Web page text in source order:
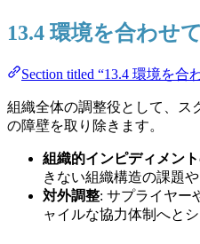
13.4 環境を合わせ
Section titled “13.4 環境を合
組織全体の調整役として、ス
の障壁を取り除きます。
組織的インピディメン
きない組織構造の課題
対外調整: サプライヤー
ャイルな協力体制へとシ